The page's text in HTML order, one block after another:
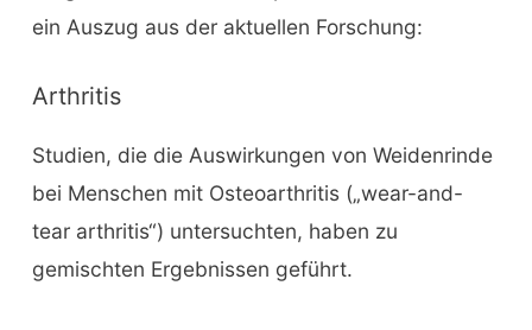
ein Auszug aus der aktuellen Forschung:
Arthritis
Studien, die die Auswirkungen von Weidenrinde
bei Menschen mit Osteoarthritis („wear-and-
tear arthritis“) untersuchten, haben zu
gemischten Ergebnissen geführt.